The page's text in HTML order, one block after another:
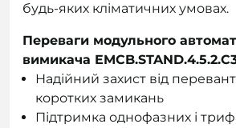
будь-яких кліматичних умовах.
Переваги модульного
вимикача
Надійний захист від
коротких замикань
Підтримка однофазних і